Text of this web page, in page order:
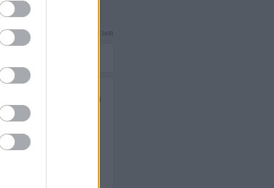
2009.06.19. 14:18
élet legnagyobbjai
Az első…